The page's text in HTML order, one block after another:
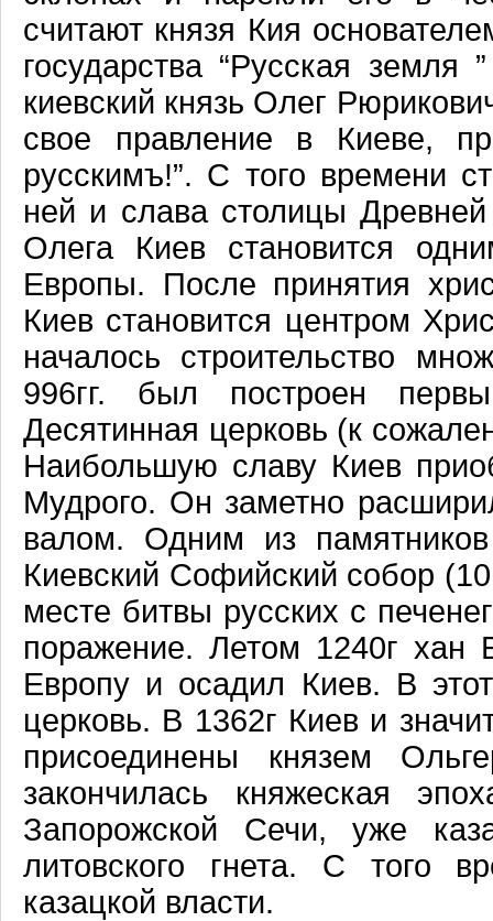
считают князя Кия
государства “Русская
киевский князь Олег
свое правление в Киеве,
русскимъ!”. С того времени
ней и слава столицы
Олега Киев становится
Европы. После принятия
Киев становится центром
началось строительство
996гг. был построен
Десятинная церковь (к
Наибольшую славу Киев
Мудрого. Он заметно
валом. Одним из
Киевский Софийский собор
месте битвы русских с
поражение. Летом 1240г
Европу и осадил Киев. В
церковь. В 1362г Киев и
присоединены князем
закончилась княжеская
Запорожской Сечи, уже
литовского гнета. С того
казацкой власти.